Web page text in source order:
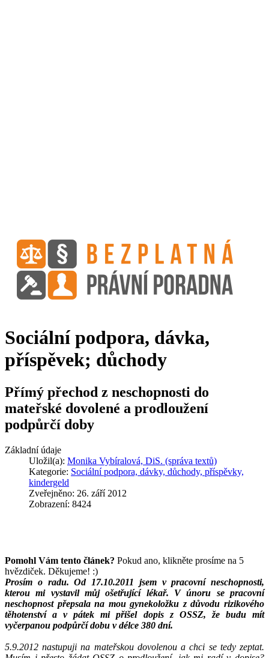
Sociální podpora, dávka,
příspěvek; důchody
Přímý přechod z neschopnosti do
mateřské dovolené a prodloužení
podpůrčí doby
Základní údaje
Uložil(a): Monika Vybíralová, DiS. (správa textů)
Kategorie: Sociální podpora, dávky, důchody, příspěvky,
kindergeld
Zveřejněno: 26. září 2012
Zobrazení: 8424
Pomohl Vám tento článek? Pokud ano, klikněte prosíme na 5
hvězdiček. Děkujeme! :)
Prosím o radu. Od 17.10.2011 jsem v pracovní neschopnosti,
kterou mi vystavil můj ošetřující lékař. V únoru se pracovní
neschopnost přepsala na mou gynekoložku z důvodu rizikového
těhotenství a v pátek mi přišel dopis z OSSZ, že budu mít
vyčerpanou podpůrčí dobu v délce 380 dní.
5.9.2012 nastupuji na mateřskou dovolenou a chci se tedy zeptat.